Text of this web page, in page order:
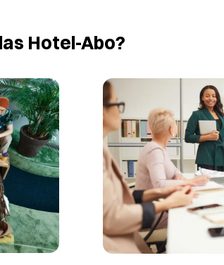
Hotel-Abo?